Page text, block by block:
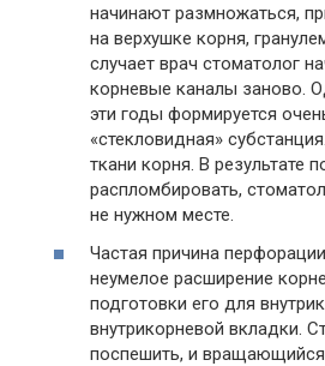
начинают размножаться,
на верхушке корня,
случает врач стоматолог
корневые каналы заново.
эти годы формируется
«стекловидная»
ткани корня. В результате
распломбировать,
не нужном месте.
Частая причина
неумелое расширение
подготовки его для
внутрикорневой вкладки.
поспешить, и вращающийся